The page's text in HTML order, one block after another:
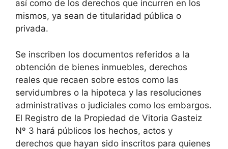
así como de los derechos que incurren en los
mismos, ya sean de titularidad pública o
privada.
Se inscriben los documentos referidos a la
obtención de bienes inmuebles, derechos
reales que recaen sobre estos como las
servidumbres o la hipoteca y las resoluciones
administrativas o judiciales como los embargos.
El Registro de la Propiedad de Vitoria Gasteiz
Nº 3 hará públicos los hechos, actos y
derechos que hayan sido inscritos para quienes